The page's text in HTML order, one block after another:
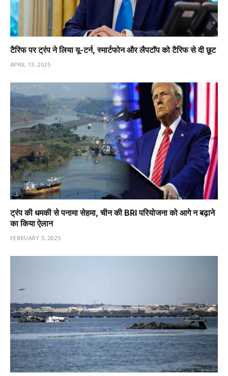
टैरिफ पर ट्रंप ने लिया यू-टर्न, स्मार्टफोन और लैपटॉप को टैरिफ से दी छूट
APRIL 13, 2025
ट्रंप की धमकी से पनामा सेहमा, चीन की BRI परियोजना को आगे न बढ़ाने
का किया ऐलान
FEBRUARY 3, 2025